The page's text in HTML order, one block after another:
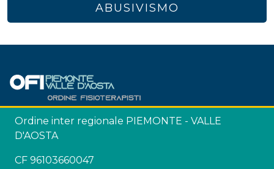
ABUSIVISMO
Ordine inter regionale PIEMONTE - VALLE
D'AOSTA
CF 96103660047